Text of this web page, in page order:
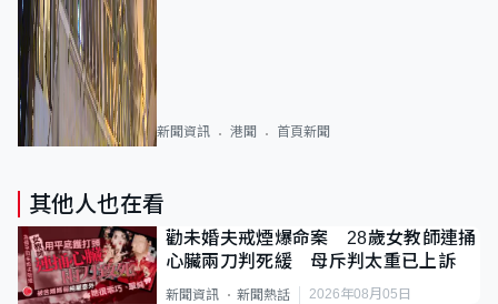
新聞資訊 港聞 首頁新聞
其他人也在看
勸未婚夫戒煙爆命案 28歲女教師連捅
心臟兩刀判死緩 母斥判太重已上訴
新聞資訊 新聞熱話 2026年08月05日